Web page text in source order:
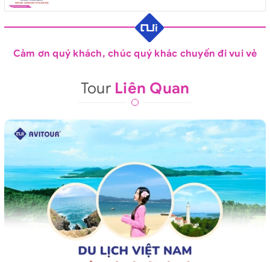
Cảm ơn quý khách, chúc quý khác chuyến đi vui vẻ
Tour Liên Quan